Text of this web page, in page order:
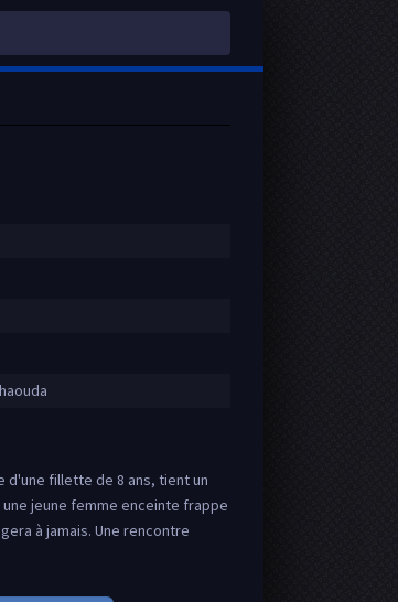
d'une fillette de 8 ans, tient un
jeune femme enceinte frappe
à jamais. Une rencontre